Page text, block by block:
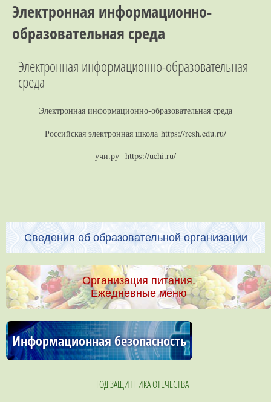
Электронная информационно-
образовательная среда
Электронная информационно-образовательная
среда
Электронная информационно-образовательная среда
Российская электронная школа https://resh.edu.ru/
учи.ру https://uchi.ru/
Сведения об образовательной организации
Организация питания.
Ежедневные меню
Информационная безопасность
ГОД ЗАЩИТНИКА ОТЕЧЕСТВА